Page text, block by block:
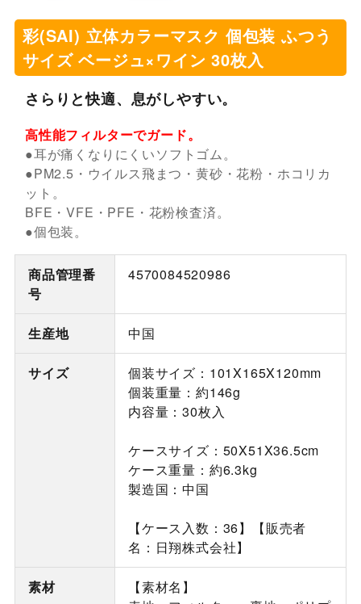
彩(SAI) 立体カラーマスク 個包装 ふつう
サイズ ベージュ×ワイン 30枚入
さらりと快適、息がしやすい。
高性能フィルターでガード。
●耳が痛くなりにくいソフトゴム。
●PM2.5・ウイルス飛まつ・黄砂・花粉・ホコリカ
ット。
BFE・VFE・PFE・花粉検査済。
●個包装。
商品管理番
号
4570084520986
生産地 中国
サイズ
個装サイズ：101X165X120mm
個装重量：約146g
内容量：30枚入
ケースサイズ：50X51X36.5cm
ケース重量：約6.3kg
製造国：中国
【ケース入数：36】【販売者
名：日翔株式会社】
素材
【素材名】